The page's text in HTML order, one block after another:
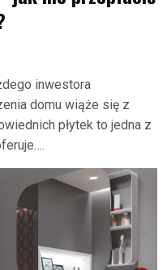
inwestora
domu wiąże się z
płytek to jedna z